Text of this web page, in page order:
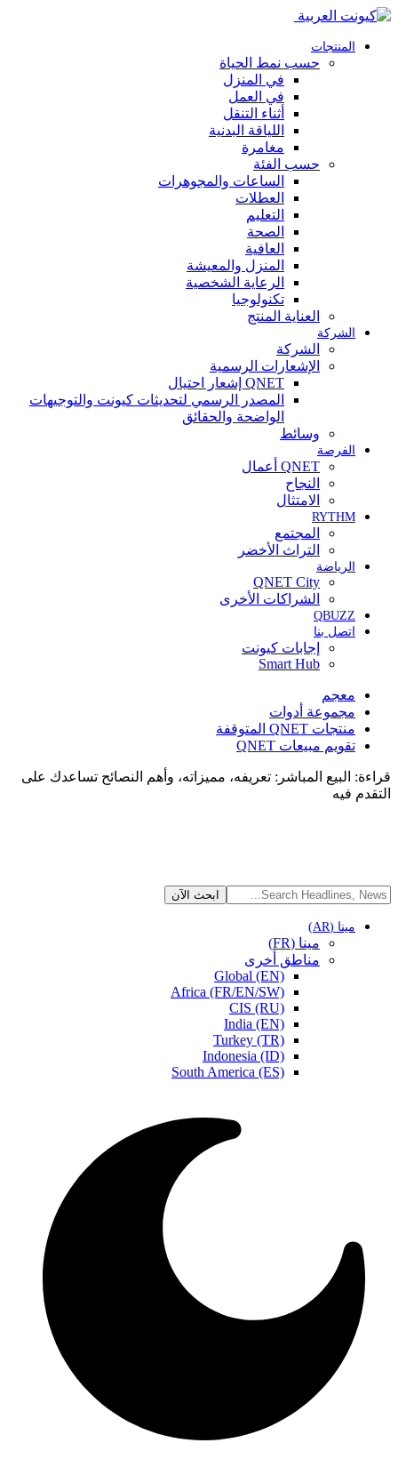
المنتجات
حسب نمط الحياة
في المنزل
في العمل
أثناء التنقل
اللياقة البدنية
مغامرة
حسب الفئة
الساعات والمجوهرات
العطلات
التعليم
الصحة
العافية
المنزل والمعيشة
الرعاية الشخصية
تكنولوجيا
العناية المنتج
الشركة
الشركة
الإشعارات الرسمية
QNET إشعار احتيال
المصدر الرسمي لتحديثات كيونت والتوجيهات
الواضحة والحقائق
وسائط
الفرصة
QNET أعمال
النجاح
الامتثال
RYTHM
المجتمع
التراث الأخضر
الرياضة
QNET City
الشراكات الأخرى
QBUZZ
اتصل بنا
إجابات كيونت
Smart Hub
معجم
مجموعة أدوات
منتجات QNET المتوقفة
تقويم مبيعات QNET
قراءة: البيع المباشر: تعريفه، مميزاته، وأهم النصائح تساعدك على
التقدم فيه
مينا (AR)
مينا (FR)
مناطق أخرى
Global (EN)
Africa (FR/EN/SW)
CIS (RU)
India (EN)
Turkey (TR)
Indonesia (ID)
South America (ES)